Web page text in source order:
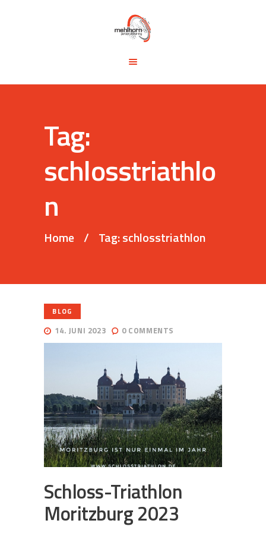
Tag:
schlosstriathlo
n
Home Tag: schlosstriathlon
KONTAKT
BLOG
14. JUNI 2023 0 COMMENTS
Schloss-Triathlon
Moritzburg 2023